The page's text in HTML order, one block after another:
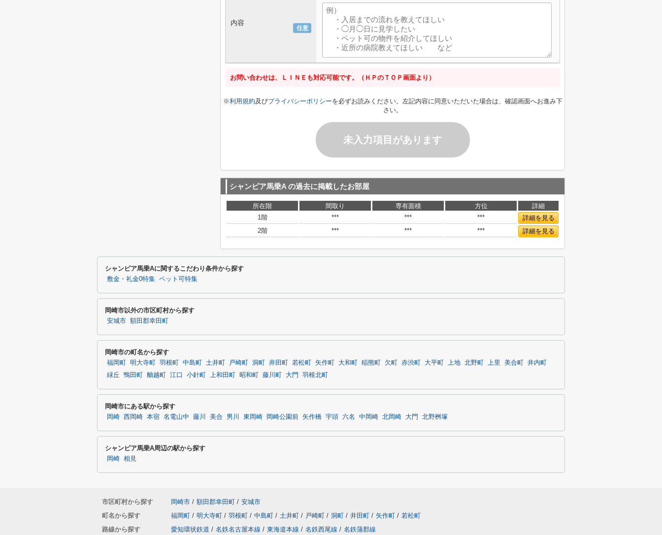
任意
内容
お問い合わせは、ＬＩＮＥも対応可能です。（ＨＰのＴＯＰ画面より）
※利用規約及びプライバシーポリシーを必ずお読みください。左記内容に同意いただいた場合は、確認画面へお進み下
さい。
未入力項目があります
シャンピア馬乗A の過去に掲載したお部屋
所在階 間取り 専有面積 方位
詳細
1階
*** *** ***
詳細を見る
2階
*** *** *** 詳細を見る
シャンピア馬乗Aに関するこだわり条件から探す
敷金・礼金0特集 ペット可特集
岡崎市以外の市区町村から探す
安城市 額田郡幸田町
岡崎市の町名から探す
福岡町 明大寺町 羽根町 中島町 土井町 戸崎町 洞町 井田町 若松町 矢作町 大和町 稲熊町 欠町 赤渋町 大平町 上地 北野町 上里 美合町
井内町
緑丘
鴨田町 舳越町 江口 小針町 上和田町 昭和町 藤川町 大門 羽根北町
岡崎市にある駅から探す
岡崎 西岡崎 本宿 名電山中 藤川 美合 男川 東岡崎 岡崎公園前 矢作橋 宇頭 六名 中岡崎 北岡崎 大門 北野桝塚
シャンピア馬乗A周辺の駅から探す
岡崎 相見
市区町村から探す 岡崎市 / 額田郡幸田町 / 安城市
町名から探す
福岡町 / 明大寺町 / 羽根町 / 中島町 / 土井町 / 戸崎町 / 洞町 / 井田町 / 矢作町 / 若松町
路線から探す
愛知環状鉄道 / 名鉄名古屋本線 / 東海道本線 / 名鉄西尾線 / 名鉄蒲郡線